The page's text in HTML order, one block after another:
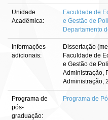
Unidade
Acadêmica:
Faculdade de
e Gestão de
Departamento
Informações
adicionais:
Dissertação
Faculdade de
e Gestão de
Administração,
Administração,
Programa de
pós-
graduação:
Programa de